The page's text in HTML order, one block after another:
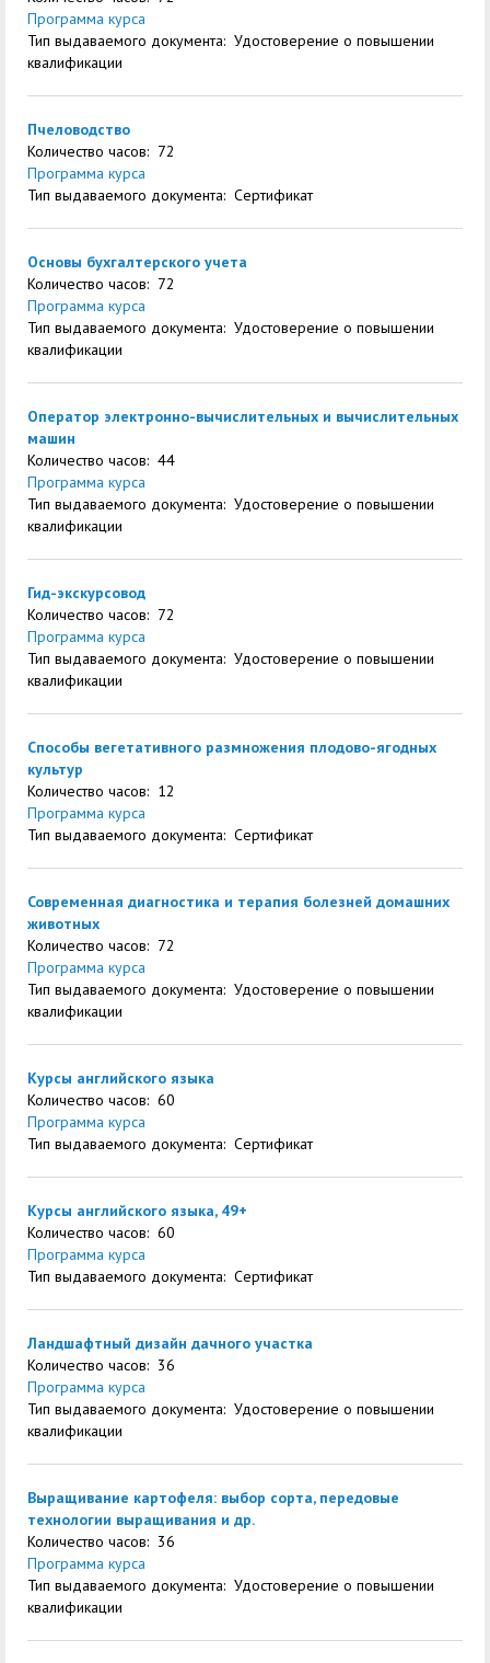
Международная
деятельность
административно-
Закупки
аспирантов
Республиканская
профсоюзная
организация высшей
школы
Лучшие студенты
Вопросы ректору
Структура
образования
по русскому языку
служащих
Центр русского языка
как иностранного
Совет родителей
представителей)
обучающихся ГАГУ
Образовательный
модуль «Обучение
служением»
академического
Программа курса
Тип выдаваемого документа: Удостоверение о повышении
квалификации
Пчеловодство
Количество часов: 72
Программа курса
Тип выдаваемого документа: Сертификат
Основы бухгалтерского учета
Количество часов: 72
Программа курса
Тип выдаваемого документа: Удостоверение о повышении
квалификации
Оператор электронно-вычислительных и вычислительных
машин
Количество часов: 44
Программа курса
Тип выдаваемого документа: Удостоверение о повышении
квалификации
Гид-экскурсовод
Количество часов: 72
Программа курса
Тип выдаваемого документа: Удостоверение о повышении
квалификации
Способы вегетативного размножения плодово-ягодных
культур
Количество часов: 12
Программа курса
Тип выдаваемого документа: Сертификат
Современная диагностика и терапия болезней домашних
животных
Количество часов: 72
Программа курса
Тип выдаваемого документа: Удостоверение о повышении
квалификации
Курсы английского языка
Количество часов: 60
Программа курса
Тип выдаваемого документа: Сертификат
Курсы английского языка, 49+
Количество часов: 60
Программа курса
Тип выдаваемого документа: Сертификат
Ландшафтный дизайн дачного участка
Количество часов: 36
Программа курса
Тип выдаваемого документа: Удостоверение о повышении
квалификации
Выращивание картофеля: выбор сорта, передовые
технологии выращивания и др.
Количество часов: 36
Программа курса
Тип выдаваемого документа: Удостоверение о повышении
квалификации